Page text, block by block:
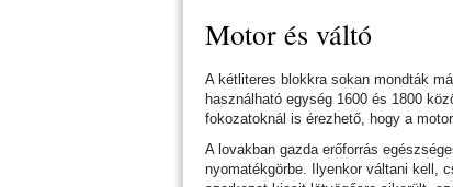
Motor és váltó
A kétliteres blokkra sokan mondták
használható egység 1600 és 1800
fokozatoknál is érezhető, hogy a
A lovakban gazda erőforrás
nyomatékgörbe. Ilyenkor váltani kell,